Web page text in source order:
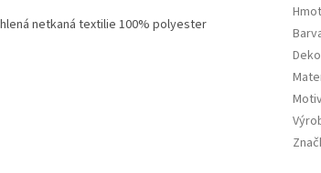
netkaná textilie 100% polyester